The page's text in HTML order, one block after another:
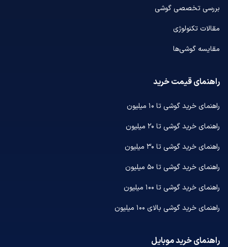
بررسی تخصصی گوشی
مقالات تکنولوژی
مقایسه گوشی‌ها
راهنمای قیمت خرید
راهنمای خرید گوشی تا ۱۰ میلیون
راهنمای خرید گوشی تا ۲۰ میلیون
راهنمای خرید گوشی تا ۳۰ میلیون
راهنمای خرید گوشی تا ۵۰ میلیون
راهنمای خرید گوشی تا ۱۰۰ میلیون
راهنمای خرید گوشی بالای ۱۰۰ میلیون
راهنمای خرید موبایل